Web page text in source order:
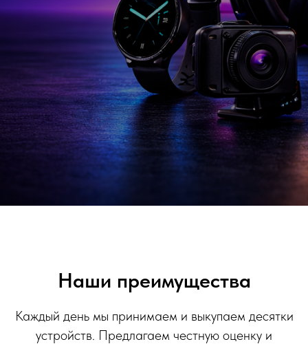
Наши преимущества
Каждый день мы принимаем и выкупаем десятки
устройств. Предлагаем честную оценку и